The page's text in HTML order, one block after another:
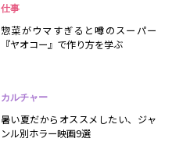
仕事
惣菜がウマすぎると噂のスーパー
『ヤオコー』で作り方を学ぶ
カルチャー
暑い夏だからオススメしたい、ジャ
ンル別ホラー映画9選